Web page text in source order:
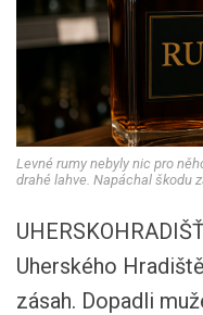
Levné rumy nebyly nic pro
drahé lahve. Napáchal škodu
Uherského
zásah. Dopadli